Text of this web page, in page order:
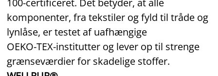
komponenter, fra tekstiler og fyld til tråde og
lynlåse, er testet af uafhængige
OEKO‑TEX‑institutter og lever op til strenge
grænseværdier for skadelige stoffer.